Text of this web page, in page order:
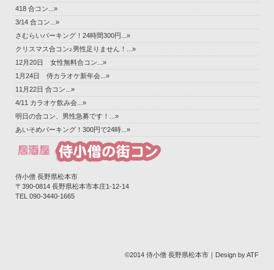
418 合コン...»
3/14 合コン...»
さむらいパーキング！24時間300円...»
クリスマス合コン♪男性足りません！...»
12月20日 女性無料合コン...»
1月24日 侍カラオケ新年会...»
11月22日 合コン...»
4/11 カラオケ飲み会...»
明日の合コン、男性急募です！...»
あいそめパーキング！300円で24時...»
侍小僧 長野県松本市
〒390-0814 長野県松本市本庄1-12-14‎
TEL 090-3440-1665
©2014 侍小僧 長野県松本市｜Design by ATF